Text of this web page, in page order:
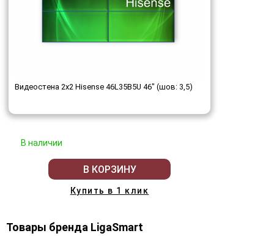
Видеостена 2x2 Hisense 46L35B5U 46" (шов: 3,5)
В наличии
В КОРЗИНУ
Купить в 1 клик
Товары бренда LigaSmart